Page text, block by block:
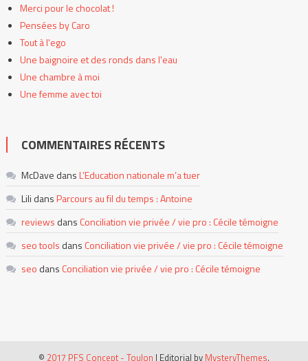
Merci pour le chocolat !
Pensées by Caro
Tout à l'ego
Une baignoire et des ronds dans l'eau
Une chambre à moi
Une femme avec toi
COMMENTAIRES RÉCENTS
McDave dansL’Education nationale m’a tuer
Lili dansParcours au fil du temps : Antoine
reviews dans Conciliation vie privée / vie pro : Cécile témoigne
seo tools dans Conciliation vie privée / vie pro : Cécile témoigne
seo dans Conciliation vie privée / vie pro : Cécile témoigne
© 2017 PFS Concept - Toulon | Editorial by MysteryThemes.